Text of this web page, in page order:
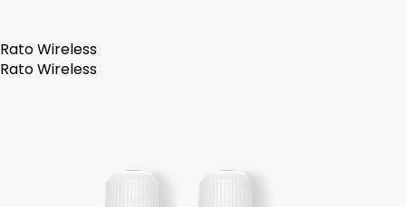
Rato Wireless
Rato Wireless